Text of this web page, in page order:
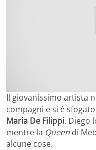
Il giovanissimo artista
compagni e si è
Maria De Filippi. Diego
mentre la Queen di
alcune cose.